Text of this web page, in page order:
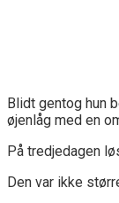
Blidt gentog hun
øjenlåg med en
På tredjedagen
Den var ikke